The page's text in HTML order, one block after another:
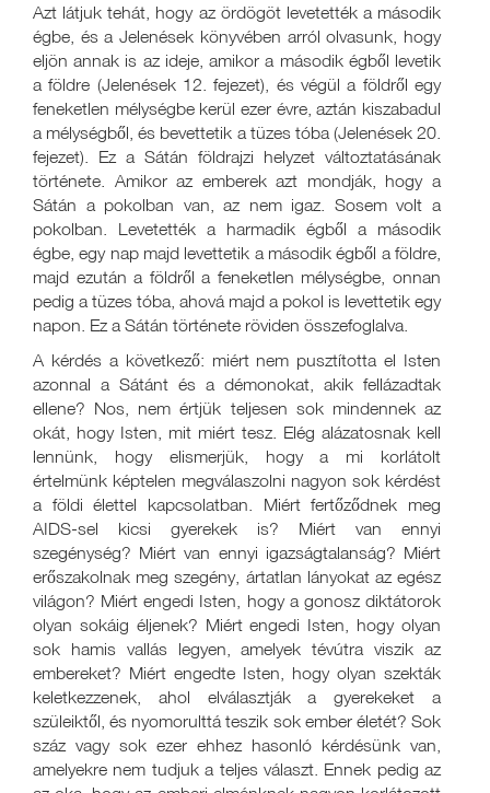
Azt látjuk tehát, hogy az ördögöt levetették a második
égbe, és a Jelenések könyvében arról olvasunk, hogy
eljön annak is az ideje, amikor a második égből levetik
a földre (Jelenések 12. fejezet), és végül a földről egy
feneketlen mélységbe kerül ezer évre, aztán kiszabadul
a mélységből, és bevettetik a tüzes tóba (Jelenések 20.
fejezet). Ez a Sátán földrajzi helyzet változtatásának
története. Amikor az emberek azt mondják, hogy a
Sátán a pokolban van, az nem igaz. Sosem volt a
pokolban. Levetették a harmadik égből a második
égbe, egy nap majd levettetik a második égből a földre,
majd ezután a földről a feneketlen mélységbe, onnan
pedig a tüzes tóba, ahová majd a pokol is levettetik egy
napon. Ez a Sátán története röviden összefoglalva.
A kérdés a következő: miért nem pusztította el Isten
azonnal a Sátánt és a démonokat, akik fellázadtak
ellene? Nos, nem értjük teljesen sok mindennek az
okát, hogy Isten, mit miért tesz. Elég alázatosnak kell
lennünk, hogy elismerjük, hogy a mi korlátolt
értelmünk képtelen megválaszolni nagyon sok kérdést
a földi élettel kapcsolatban. Miért fertőződnek meg
AIDS-sel kicsi gyerekek is? Miért van ennyi
szegénység? Miért van ennyi igazságtalanság? Miért
erőszakolnak meg szegény, ártatlan lányokat az egész
világon? Miért engedi Isten, hogy a gonosz diktátorok
olyan sokáig éljenek? Miért engedi Isten, hogy olyan
sok hamis vallás legyen, amelyek tévútra viszik az
embereket? Miért engedte Isten, hogy olyan szekták
keletkezzenek, ahol elválasztják a gyerekeket a
szüleiktől, és nyomorulttá teszik sok ember életét? Sok
száz vagy sok ezer ehhez hasonló kérdésünk van,
amelyekre nem tudjuk a teljes választ. Ennek pedig az